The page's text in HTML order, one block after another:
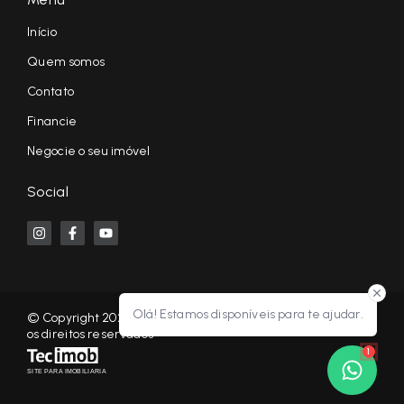
Olá! Estamos disponíveis para te ajudar.
1
Início
Quem somos
Contato
Financie
Negocie o seu imóvel
Social
© Copyright 2026 - KF NEGÓCIOS IMOBILIÁRIOS RP - Todos
os direitos reservados
SITE PARA IMOBILIARIA